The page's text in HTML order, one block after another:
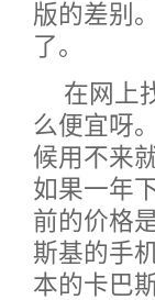
版的差别
了。
在网上
么便宜呀
候用不来
如果一年
前的价格
斯基的手
本的卡巴